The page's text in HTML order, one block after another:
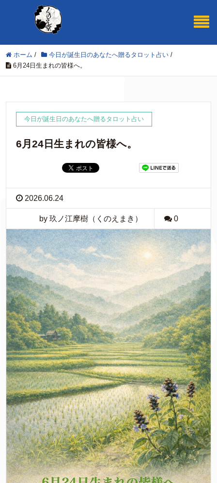
ホーム / 今日が誕生日のあなたへ贈るタロット占い /
6月24日生まれの皆様へ。
今日が誕生日のあなたへ贈るタロット占い
6月24日生まれの皆様へ。
2026.06.24
by 玖ノ江摩樹（くのえまき） 0